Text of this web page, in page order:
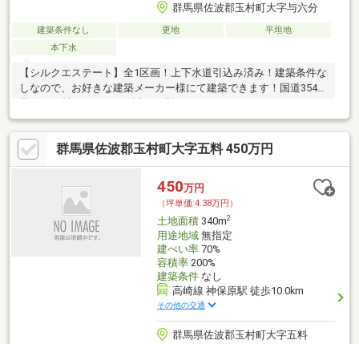
群馬県佐波郡玉村町大字与六分
建築条件なし 更地
平坦地
本下水
【シルクエステート】全1区画！上下水道引込み済み！建築条件な
しなので、お好きな建築メーカー様にて建築できます！国道354
群馬県佐波郡玉村町大字五料 450万円
450万円
（坪単価:4.38万円）
土地面積340m2
用途地域無指定
建ぺい率70%
容積率200%
建築条件なし
高崎線 神保原駅 徒歩10.0km
その他の交通
群馬県佐波郡玉村町大字五料